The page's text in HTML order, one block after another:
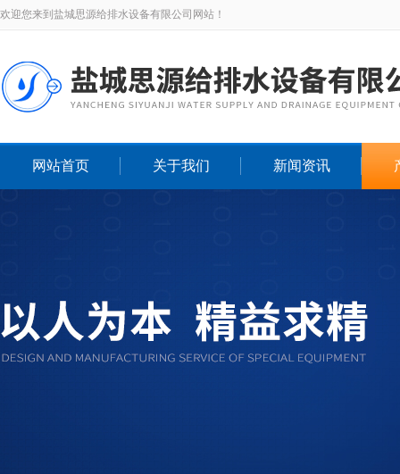
欢迎您来到盐城思源给排水设备有限公司网站！
网站首页 关于我们 新闻资讯